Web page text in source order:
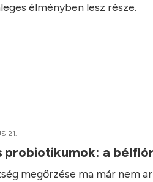
élményben lesz része.
21.
probiotikumok: a
megőrzése ma már nem